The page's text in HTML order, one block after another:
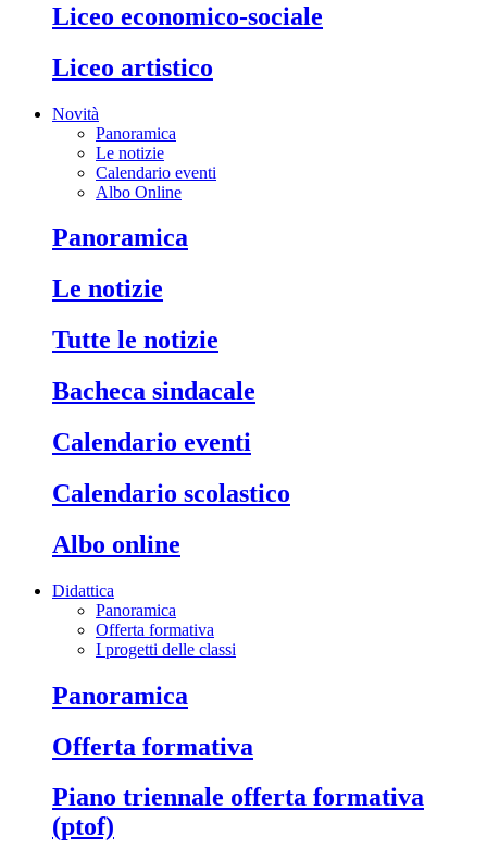
liceo economico-sociale
liceo artistico
Novità
Panoramica
Le notizie
Calendario eventi
Albo Online
panoramica
le notizie
tutte le notizie
bacheca sindacale
calendario eventi
calendario scolastico
albo online
Didattica
Panoramica
Offerta formativa
I progetti delle classi
panoramica
offerta formativa
piano triennale offerta formativa
(ptof)